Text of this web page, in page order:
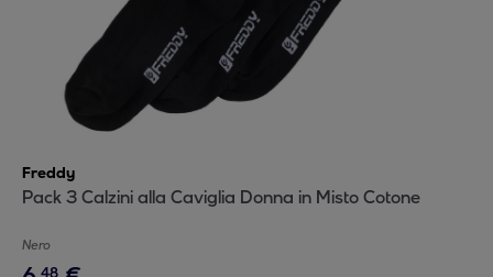
Freddy
Pack 3 Calzini alla Caviglia Donna in Misto Cotone
Nero
48